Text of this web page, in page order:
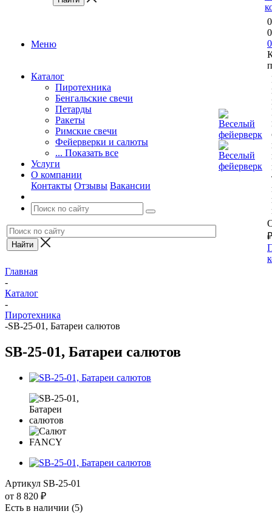
Меню
Каталог
Пиротехника
Бенгальские свечи
Петарды
Ракеты
Римские свечи
Фейерверки и салюты
... Показать все
Услуги
О компании
Контакты Отзывы Вакансии
0
0
0
₽
Главная
-
Каталог
-
Пиротехника
-SB-25-01, Батареи салютов
SB-25-01, Батареи салютов
Артикул SB-25-01
от 8 820 ₽
Есть в наличии (5)